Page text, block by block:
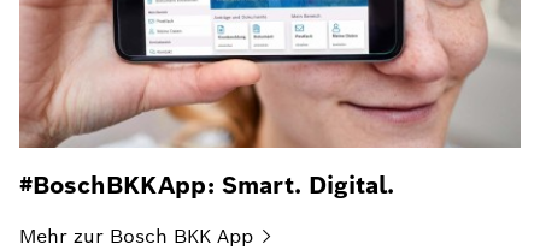
#BoschBKKApp: Smart. Digital.
Mehr zur Bosch BKK App